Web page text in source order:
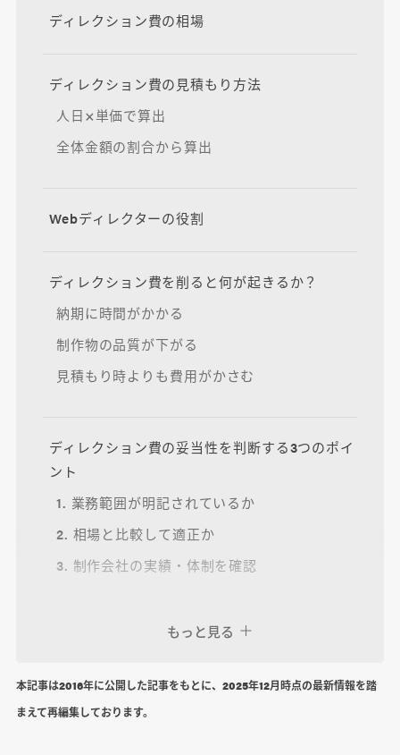
ディレクション費の相場
ディレクション費の見積もり方法
人日×単価で算出
全体金額の割合から算出
Webディレクターの役割
ディレクション費を削ると何が起きるか？
納期に時間がかかる
制作物の品質が下がる
見積もり時よりも費用がかさむ
ディレクション費の妥当性を判断する3つのポイ
ント
1. 業務範囲が明記されているか
2. 相場と比較して適正か
3. 制作会社の実績・体制を確認
Webサイト制作費、その他にもこんなところに
デザイン制作費
フロントエンド開発費
もっと見る
本記事は2016年に公開した記事をもとに、2025年12月時点の最新情報を踏
まえて再編集しております。